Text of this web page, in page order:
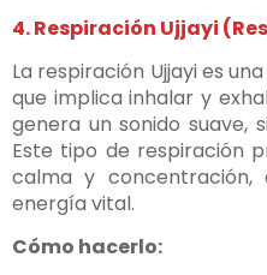
4. Respiración Ujjayi
La respiración Ujjayi es
que implica inhalar y
genera un sonido suave,
Este tipo de respiración
calma y
energía vital.
Cómo hacerlo: